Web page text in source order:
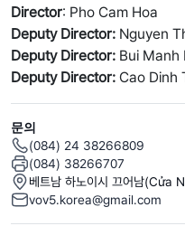
Director: Pho Cam Hoa
Deputy Director: Nguyen
Deputy Director: Bui Manh
Deputy Director: Cao Dinh
문의
(084) 24 38266809
(084) 38266707
베트남 하노이시 끄어남(Cửa
vov5.korea@gmail.com